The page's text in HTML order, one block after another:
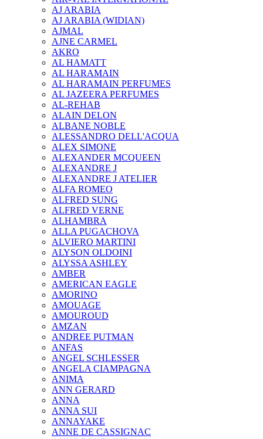
AJ ARABIA
AJ ARABIA (WIDIAN)
AJMAL
AJNE CARMEL
AKRO
AL HAMATT
AL HARAMAIN
AL HARAMAIN PERFUMES
AL JAZEERA PERFUMES
AL-REHAB
ALAIN DELON
ALBANE NOBLE
ALESSANDRO DELL'ACQUA
ALEX SIMONE
ALEXANDER MCQUEEN
ALEXANDRE J
ALEXANDRE J ATELIER
ALFA ROMEO
ALFRED SUNG
ALFRED VERNE
ALHAMBRA
ALLA PUGACHOVA
ALVIERO MARTINI
ALYSON OLDOINI
ALYSSA ASHLEY
AMBER
AMERICAN EAGLE
AMORINO
AMOUAGE
AMOUROUD
AMZAN
ANDREE PUTMAN
ANFAS
ANGEL SCHLESSER
ANGELA CIAMPAGNA
ANIMA
ANN GERARD
ANNA
ANNA SUI
ANNAYAKE
ANNE DE CASSIGNAC